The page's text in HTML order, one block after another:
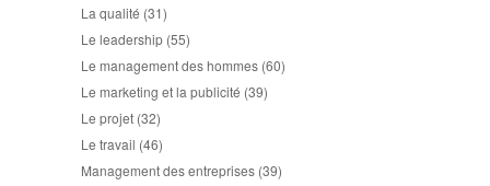
La qualité (31)
Le leadership (55)
Le management des hommes (60)
Le marketing et la publicité (39)
Le projet (32)
Le travail (46)
Management des entreprises (39)